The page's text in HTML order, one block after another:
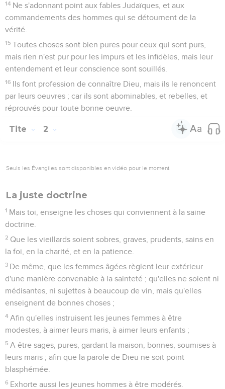
14 Ne s'adonnant point aux fables Judaïques, et aux
commandements des hommes qui se détournent de la
vérité.
15 Toutes choses sont bien pures pour ceux qui sont purs,
mais rien n'est pur pour les impurs et les infidèles, mais leur
entendement et leur conscience sont souillés.
16 Ils font profession de connaître Dieu, mais ils le renoncent
par leurs oeuvres ; car ils sont abominables, et rebelles, et
réprouvés pour toute bonne oeuvre.
Tite 2
Seuls les Évangiles sont disponibles en vidéo pour le moment.
La juste doctrine
1 Mais toi, enseigne les choses qui conviennent à la saine
doctrine.
2 Que les vieillards soient sobres, graves, prudents, sains en
la foi, en la charité, et en la patience.
3 De même, que les femmes âgées règlent leur extérieur
d'une manière convenable à la sainteté ; qu'elles ne soient ni
médisantes, ni sujettes à beaucoup de vin, mais qu'elles
enseignent de bonnes choses ;
4 Afin qu'elles instruisent les jeunes femmes à être
modestes, à aimer leurs maris, à aimer leurs enfants ;
5 A être sages, pures, gardant la maison, bonnes, soumises à
leurs maris ; afin que la parole de Dieu ne soit point
blasphémée.
6 Exhorte aussi les jeunes hommes à être modérés.